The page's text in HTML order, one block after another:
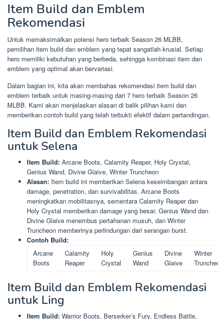
Item Build dan Emblem
Rekomendasi
Untuk memaksimalkan potensi hero terbaik Season 26 MLBB,
pemilihan item build dan emblem yang tepat sangatlah krusial. Setiap
hero memiliki kebutuhan yang berbeda, sehingga kombinasi item dan
emblem yang optimal akan bervariasi.
Dalam bagian ini, kita akan membahas rekomendasi item build dan
emblem terbaik untuk masing-masing dari 7 hero terbaik Season 26
MLBB. Kami akan menjelaskan alasan di balik pilihan kami dan
memberikan contoh build yang telah terbukti efektif dalam pertandingan.
Item Build dan Emblem Rekomendasi
untuk Selena
Item Build: Arcane Boots, Calamity Reaper, Holy Crystal,
Genius Wand, Divine Glaive, Winter Truncheon
Alasan: Item build ini memberikan Selena keseimbangan antara
damage, penetration, dan survivabilitas. Arcane Boots
meningkatkan mobilitasnya, sementara Calamity Reaper dan
Holy Crystal memberikan damage yang besar. Genius Wand dan
Divine Glaive menembus pertahanan musuh, dan Winter
Truncheon memberinya perlindungan dari serangan burst.
Contoh Build:
Arcane
Boots
Calamity
Reaper
Holy
Crystal
Genius
Wand
Divine
Glaive
Winter
Item Build dan Emblem Rekomendasi
untuk Ling
Item Build: Warrior Boots, Berserker’s Fury, Endless Battle,